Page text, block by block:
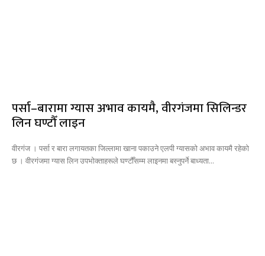
पर्सा–बारामा ग्यास अभाव कायमै, वीरगंजमा सिलिन्डर
लिन घण्टौँ लाइन
वीरगंज । पर्सा र बारा लगायतका जिल्लामा खाना पकाउने एलपी ग्यासको अभाव कायमै रहेको
छ । वीरगंजमा ग्यास लिन उपभोक्ताहरूले घण्टौँसम्म लाइनमा बस्नुपर्ने बाध्यता...